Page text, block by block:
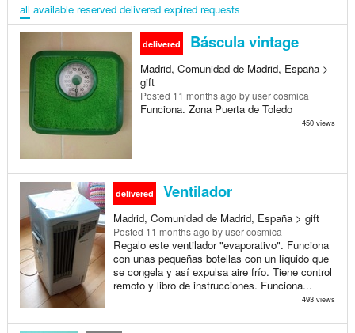
all available reserved delivered expired requests
delivered Báscula vintage
Madrid, Comunidad de Madrid, España >
gift
Posted 11 months ago by user cosmica
Funciona. Zona Puerta de Toledo
450 views
delivered Ventilador
Madrid, Comunidad de Madrid, España > gift
Posted 11 months ago by user cosmica
Regalo este ventilador "evaporativo". Funciona
con unas pequeñas botellas con un líquido que
se congela y así expulsa aire frío. Tiene control
remoto y libro de instrucciones. Funciona...
493 views